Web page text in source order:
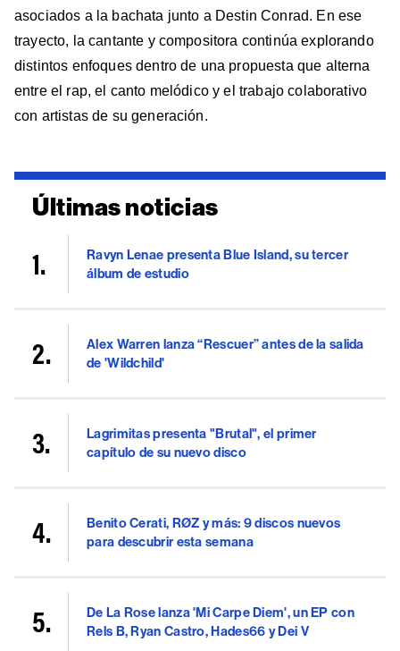
asociados a la bachata junto a Destin Conrad. En ese
trayecto, la cantante y compositora continúa explorando
distintos enfoques dentro de una propuesta que alterna
entre el rap, el canto melódico y el trabajo colaborativo
con artistas de su generación.
Últimas noticias
Ravyn Lenae presenta Blue Island, su tercer
álbum de estudio
Alex Warren lanza “Rescuer” antes de la salida
de 'Wildchild'
Lagrimitas presenta "Brutal", el primer
capítulo de su nuevo disco
Benito Cerati, RØZ y más: 9 discos nuevos
para descubrir esta semana
De La Rose lanza 'Mi Carpe Diem', un EP con
Rels B, Ryan Castro, Hades66 y Dei V